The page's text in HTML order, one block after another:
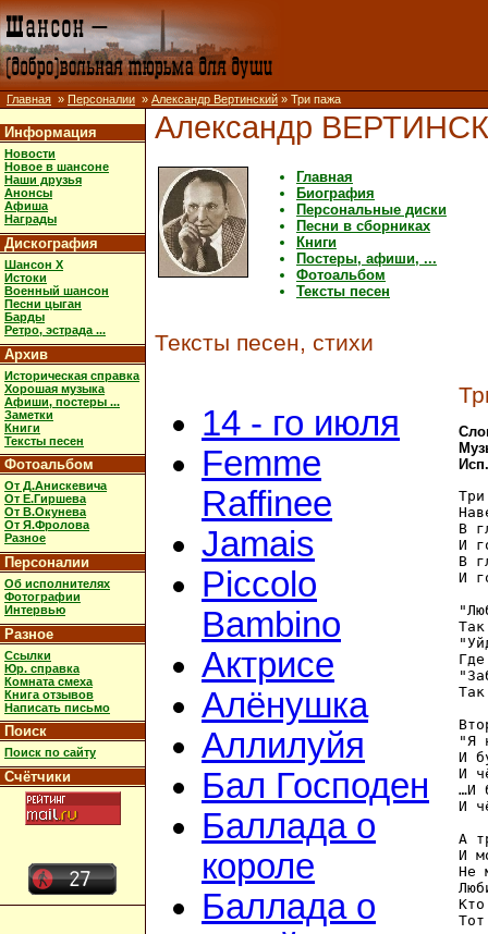
Главная » Персоналии » Александр Вертинский » Три пажа
Информация
Новости
Новое в шансоне
Наши друзья
Анонсы
Афиша
Награды
Дискография
Шансон X
Истоки
Военный шансон
Песни цыган
Барды
Ретро, эстрада ...
Архив
Историческая справка
Хорошая музыка
Афиши, постеры ...
Заметки
Книги
Тексты песен
Фотоальбом
От Д.Анискевича
От Е.Гиршева
От В.Окунева
От Я.Фролова
Разное
Персоналии
Об исполнителях
Фотографии
Интервью
Разное
Ссылки
Юр. справка
Комната смеха
Книга отзывов
Написать письмо
Поиск
Поиск по сайту
Счётчики
Александр
Главная
Биография
Персональные диски
Песни в сборниках
Книги
Постеры, афиши, ...
Фотоальбом
Тексты песен
Тексты песен, стихи
14 - го июля
Femme
Raffinee
Jamais
Piccolo
Bambino
Актрисе
Алёнушка
Аллилуйя
Бал Господен
Баллада о
короле
Баллада о
В
И
В
И
"Я
И
И
…И
И
А
И
Не